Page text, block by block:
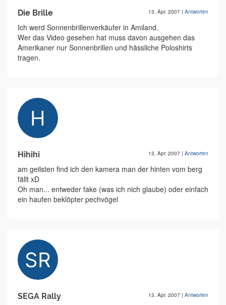
Die Brille 13. Apr. 2007 | Antworten
Ich werd Sonnenbrillenverkäufer in Amiland.
Wer das Video gesehen hat muss davon ausgehen das
Amerikaner nur Sonnenbrillen und hässliche Poloshirts
tragen.
Hihihi 13. Apr. 2007 | Antworten
am geilsten find ich den kamera man der hinten vom berg
fällt xD
Oh man... entweder fake (was ich nich glaube) oder einfach
ein haufen beklöpter pechvögel
SEGA Rally 13. Apr. 2007 | Antworten